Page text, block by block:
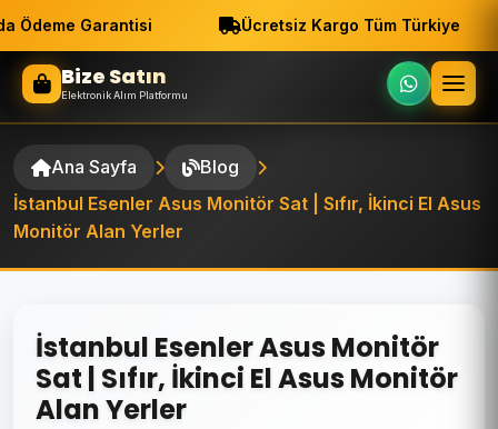
Ödeme Garantisi Ücretsiz Kargo Tüm Türkiye
Bize Satın
Elektronik Alım Platformu
Ana Sayfa
Blog
İstanbul Esenler Asus Monitör Sat | Sıfır, İkinci El Asus
Monitör Alan Yerler
İstanbul Esenler Asus Monitör
Sat | Sıfır, İkinci El Asus Monitör
Alan Yerler